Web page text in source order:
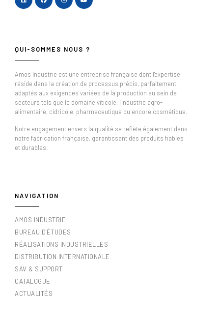
QUI-SOMMES NOUS ?
Amos Industrie est une entreprise française dont l'expertise
réside dans la création de processus précis, parfaitement
adaptés aux exigences variées de la production au sein de
secteurs tels que le domaine viticole, l'industrie agro-
alimentaire, cidricole, pharmaceutique ou encore cosmétique.
Notre engagement envers la qualité se reflète également dans
notre fabrication française, garantissant des produits fiables
et durables.
NAVIGATION
AMOS INDUSTRIE
BUREAU D'ÉTUDES
RÉALISATIONS INDUSTRIELLES
DISTRIBUTION INTERNATIONALE
SAV & SUPPORT
CATALOGUE
ACTUALITÉS